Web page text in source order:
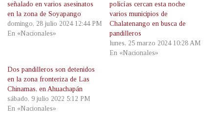
señalado en varios asesinatos
en la zona de Soyapango
domingo, 28 julio 2024 12:44 PM
En «Nacionales»
policías cercan esta noche
varios municipios de
Chalatenango en busca de
pandilleros
lunes, 25 marzo 2024 10:28 AM
En «Nacionales»
Dos pandilleros son detenidos
en la zona fronteriza de Las
Chinamas, en Ahuachapán
sábado, 9 julio 2022 5:12 PM
En «Nacionales»